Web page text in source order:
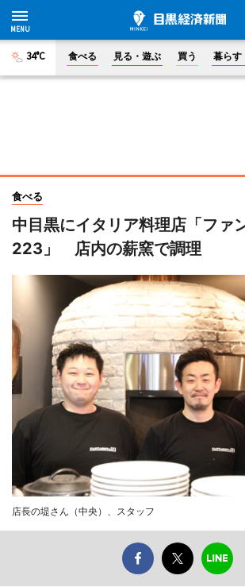
34°C 食べる 見る・遊ぶ 買う 暮らす
食べる
中目黒にイタリア料理店「ファ
223」 店内の薪窯で調理
店長の堤さん（中央）、スタッフ